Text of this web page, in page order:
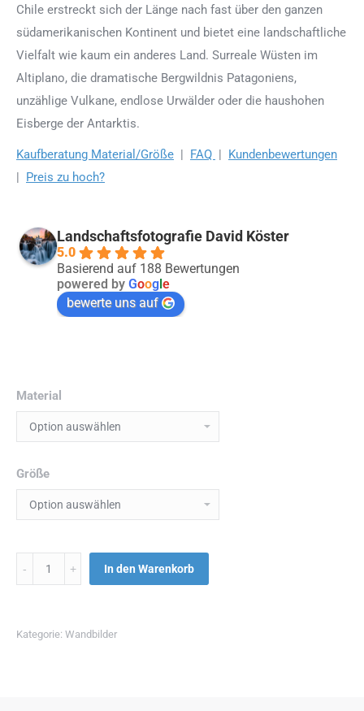
Chile erstreckt sich der Länge nach fast über den ganzen
südamerikanischen Kontinent und bietet eine landschaftliche
Vielfalt wie kaum ein anderes Land. Surreale Wüsten im
Altiplano, die dramatische Bergwildnis Patagoniens,
unzählige Vulkane, endlose Urwälder oder die haushohen
Eisberge der Antarktis.
Kaufberatung Material/Größe | FAQ | Kundenbewertungen
| Preis zu hoch?
Landschaftsfotografie David Köster
5.0
Basierend auf 188 Bewertungen
powered by Google
bewerte uns auf
Material
Größe
Menge In den Warenkorb
Kategorie: Wandbilder